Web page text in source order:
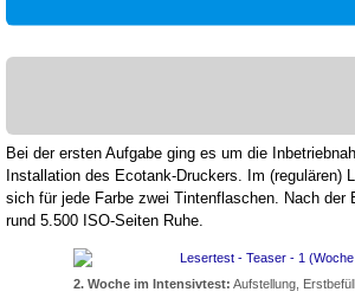
Bei der ersten Aufgabe ging es um die
Installation des Ecotank-Druckers. Im (regulären)
sich für jede Farbe zwei Tintenflaschen. Nach der
rund 5.500 ISO-Seiten Ruhe.
2. Woche im Intensivtest: Aufstellung,